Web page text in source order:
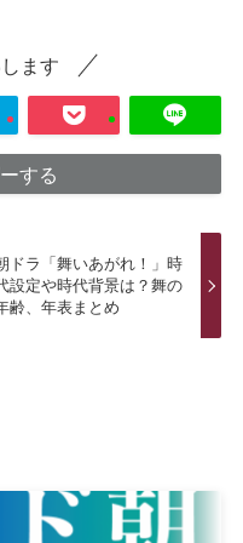
ます
する
ドラ「舞いあがれ！」時
設定や時代背景は？舞の
齢、年表まとめ